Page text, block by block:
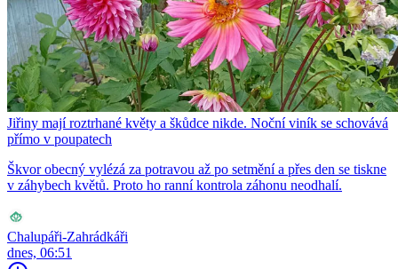
Jiřiny mají roztrhané květy a škůdce nikde. Noční viník se schovává
přímo v poupatech
Škvor obecný vylézá za potravou až po setmění a přes den se tiskne
v záhybech květů. Proto ho ranní kontrola záhonu neodhalí.
Chalupáři-Zahrádkáři
dnes, 06:51